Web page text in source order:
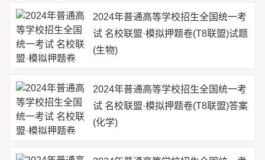
2024年普通高等学校招生全国统一考
试 名校联盟·模拟押题卷(T8联盟)试题
(生物)
2024年普通高等学校招生全国统一考
试 名校联盟·模拟押题卷(T8联盟)答案
(化学)